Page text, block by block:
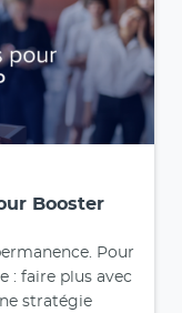
Booster
Pour
: faire plus avec
stratégie